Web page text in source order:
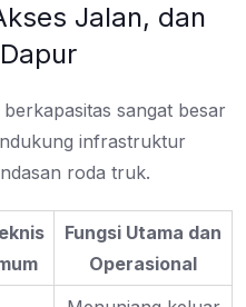
Jalan, dan
sangat besar
infrastruktur
roda truk.
Fungsi Utama dan
Operasional